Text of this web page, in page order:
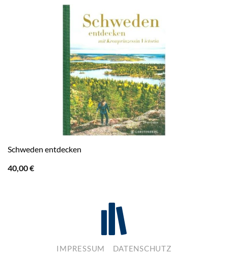
Schweden entdecken
40,00€
IMPRESSUM DATENSCHUTZ